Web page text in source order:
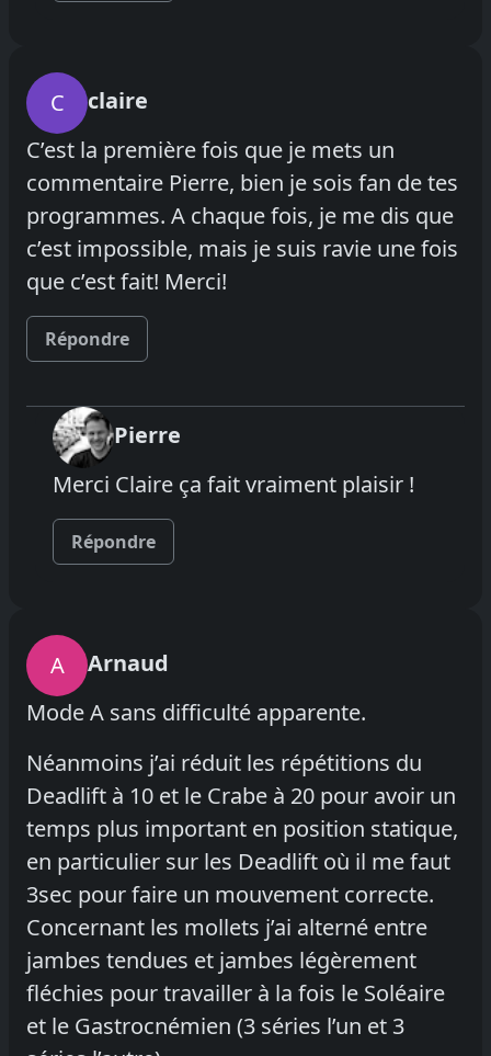
C
claire
C’est la première fois que je mets un
commentaire Pierre, bien je sois fan de tes
programmes. A chaque fois, je me dis que
c’est impossible, mais je suis ravie une fois
que c’est fait! Merci!
Répondre
Pierre
Merci Claire ça fait vraiment plaisir !
Répondre
A
Arnaud
Mode A sans difficulté apparente.
Néanmoins j’ai réduit les répétitions du
Deadlift à 10 et le Crabe à 20 pour avoir un
temps plus important en position statique,
en particulier sur les Deadlift où il me faut
3sec pour faire un mouvement correcte.
Concernant les mollets j’ai alterné entre
jambes tendues et jambes légèrement
fléchies pour travailler à la fois le Soléaire
et le Gastrocnémien (3 séries l’un et 3